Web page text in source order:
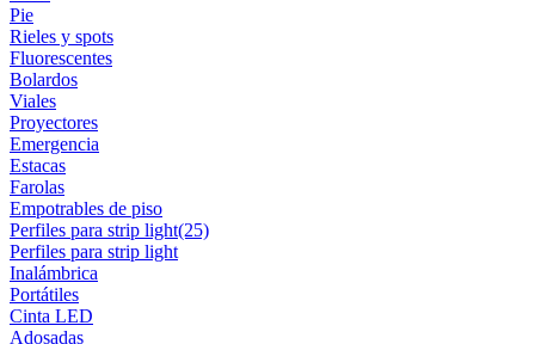
Pie
Rieles y spots
Fluorescentes
Bolardos
Viales
Proyectores
Emergencia
Estacas
Farolas
Empotrables de piso
Perfiles para strip light(25)
Perfiles para strip light
Inalámbrica
Portátiles
Cinta LED
Adosadas